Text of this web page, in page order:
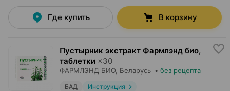
Где купить В корзину
Пустырник экстракт Фармлэнд био,
таблетки ×30
ФАРМЛЭНД БИО , Беларусь • без рецепта
БАД Инструкция